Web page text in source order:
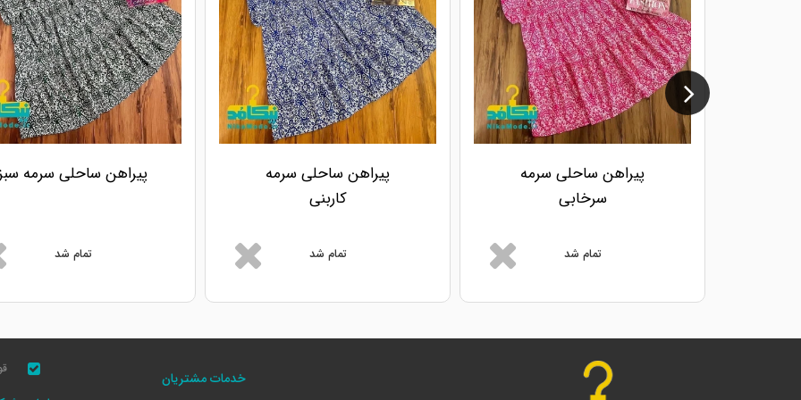
پیراهن ساحلی سرمه
سرخابی
تمام شد
پیراهن ساحلی سرمه
کاربنی
تمام شد
پیراهن ساحلی سرمه
تمام شد
خدمات مشتریان